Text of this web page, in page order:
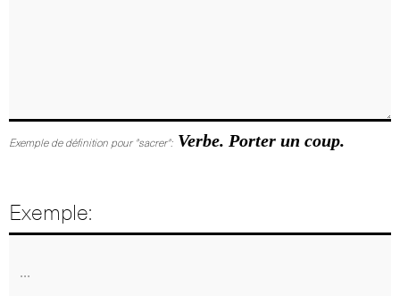
Exemple de définition pour "sacrer": Verbe. Porter un coup.
Exemple: